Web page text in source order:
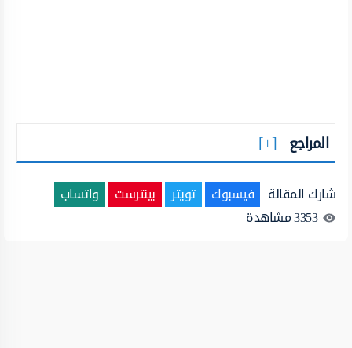
المراجع
شارك المقالة فيسبوك تويتر بينترست
واتساب
3353مشاهدة